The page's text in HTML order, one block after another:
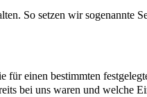
So setzen wir sogenannte
einen bestimmten
bei uns waren und welche